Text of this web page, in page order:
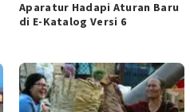
Aparatur Hadapi Aturan Baru
di E-Katalog Versi 6